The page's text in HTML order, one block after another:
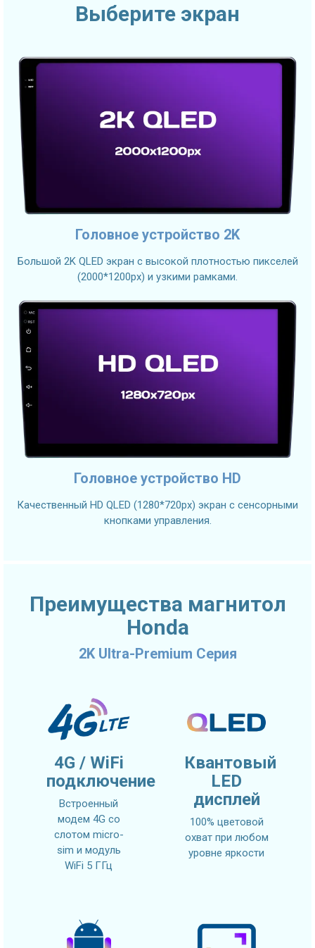
Выберите экран
Головное устройство 2K
Большой 2K QLED экран с высокой плотностью пикселей
(2000*1200px) и узкими рамками.
Головное устройство HD
Качественный HD QLED (1280*720px) экран с сенсорными
кнопками управления.
Преимущества магнитол
Honda
2K Ultra-Premium Серия
4G / WiFi
подключение
Встроенный
модем 4G со
слотом micro-
sim и модуль
WiFi 5 ГГц
Квантовый
LED
дисплей
100% цветовой
охват при любом
уровне яркости